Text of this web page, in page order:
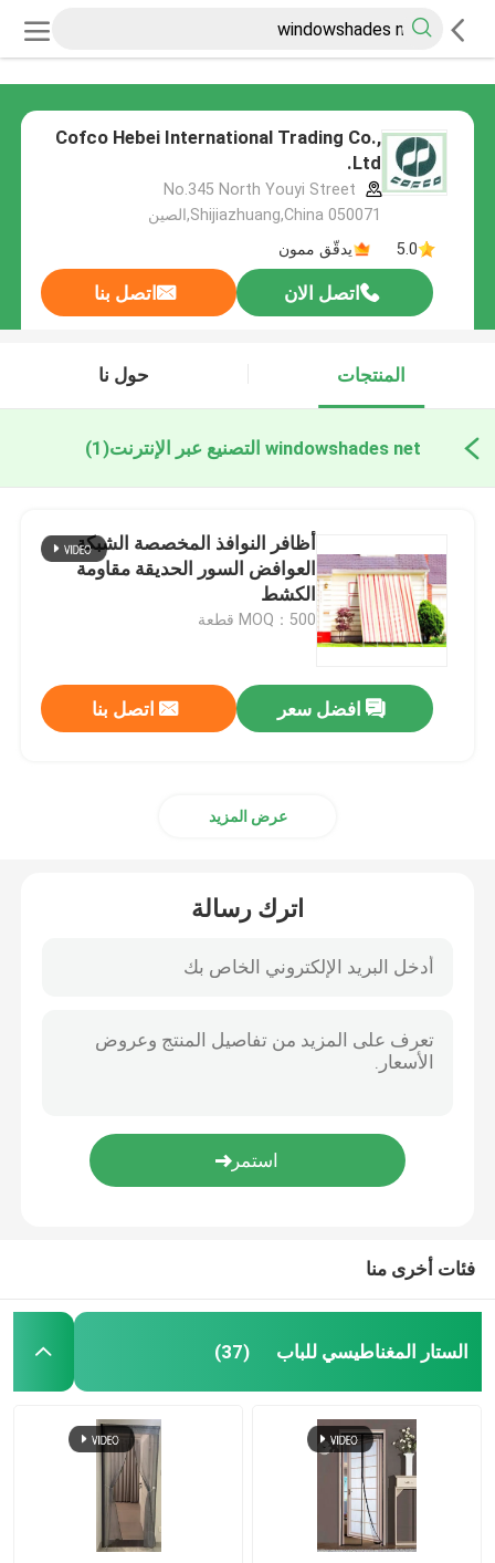
Cofco Hebei International Trading Co.,
Ltd.
No.345 North Youyi Street
Shijiazhuang,China 050071,الصين
5.0
يدقّق ممون
اتصل الان اتصل بنا
المنتجات حول نا
windowshades net التصنيع عبر الإنترنت (1)
أظافر النوافذ المخصصة الشبكة
العوافض السور الحديقة مقاومة
الكشط
MOQ：500 قطعة
افضل سعر اتصل بنا
عرض المزيد
اترك رسالة
فئات أخرى منا
الستار المغناطيسي للباب (37)